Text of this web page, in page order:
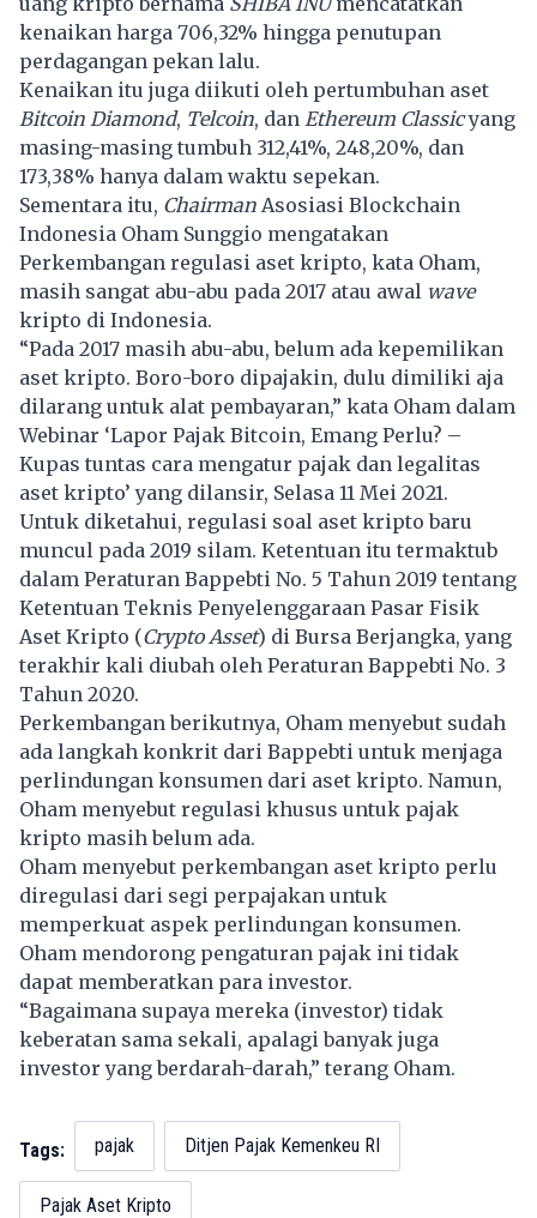
kenaikan harga 706,32% hingga penutupan
perdagangan pekan lalu.
Kenaikan itu juga diikuti oleh pertumbuhan aset
Bitcoin Diamond, Telcoin, dan Ethereum Classicyang
masing-masing tumbuh 312,41%, 248,20%, dan
173,38% hanya dalam waktu sepekan.
Sementara itu, Chairman Asosiasi Blockchain
Indonesia Oham Sunggio mengatakan
Perkembangan regulasi aset kripto, kata Oham,
masih sangat abu-abu pada 2017 atau awal wave
kripto di Indonesia.
“Pada 2017 masih abu-abu, belum ada kepemilikan
aset kripto. Boro-boro dipajakin, dulu dimiliki aja
dilarang untuk alat pembayaran,” kata Oham dalam
Webinar ‘Lapor Pajak Bitcoin, Emang Perlu? –
Kupas tuntas cara mengatur pajak dan legalitas
aset kripto’ yang dilansir, Selasa 11 Mei 2021.
Untuk diketahui, regulasi soal aset kripto baru
muncul pada 2019 silam. Ketentuan itu termaktub
dalam Peraturan Bappebti No. 5 Tahun 2019 tentang
Ketentuan Teknis Penyelenggaraan Pasar Fisik
Aset Kripto (Crypto Asset) di Bursa Berjangka, yang
terakhir kali diubah oleh Peraturan Bappebti No. 3
Tahun 2020.
Perkembangan berikutnya, Oham menyebut sudah
ada langkah konkrit dari Bappebti untuk menjaga
perlindungan konsumen dari aset kripto. Namun,
Oham menyebut regulasi khusus untuk pajak
kripto masih belum ada.
Oham menyebut perkembangan aset kripto perlu
diregulasi dari segi perpajakan untuk
memperkuat aspek perlindungan konsumen.
Oham mendorong pengaturan pajak ini tidak
dapat memberatkan para investor.
“Bagaimana supaya mereka (investor) tidak
keberatan sama sekali, apalagi banyak juga
investor yang berdarah-darah,” terang Oham.
Tags: pajak Ditjen Pajak Kemenkeu RI
Pajak Aset Kripto